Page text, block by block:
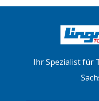
Ihr Spezialist für